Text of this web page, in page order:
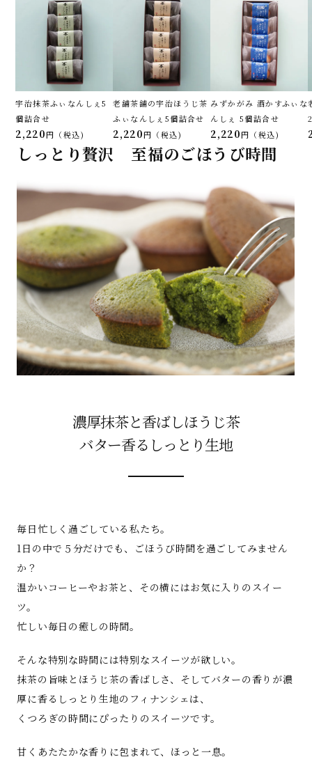
宇治抹茶ふぃなんしぇ5
個詰合せ
2,220 税込
老舗茶舗の宇治ほうじ茶
ふぃなんしぇ5個詰合せ
2,220 税込
みずかがみ 酒かすふぃな
んしぇ 5個詰合せ
2,220 税込
しっとり贅沢 至福のごほうび時間
濃厚抹茶と香ばしほうじ茶
バター香るしっとり生地
毎日忙しく過ごしている私たち。
1日の中で５分だけでも、ごほうび時間を過ごしてみません
か？
温かいコーヒーやお茶と、その横にはお気に入りのスイー
ツ。
忙しい毎日の癒しの時間。
そんな特別な時間には特別なスイーツが欲しい。
抹茶の旨味とほうじ茶の香ばしさ、そしてバターの香りが濃
厚に香るしっとり生地のフィナンシェは、
くつろぎの時間にぴったりのスイーツです。
甘くあたたかな香りに包まれて、ほっと一息。